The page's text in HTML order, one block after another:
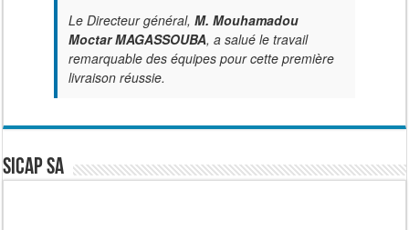
Le Directeur général, M. Mouhamadou
Moctar MAGASSOUBA, a salué le travail
remarquable des équipes pour cette première
livraison réussie.
SICAP SA